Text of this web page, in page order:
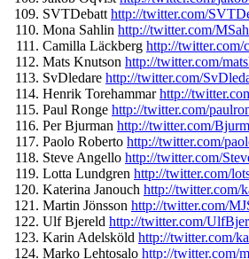
SVTDebatt http://twitter.com/
Mona Sahlin http://twitter.com/
Camilla Läckberg http://twitter.com/
Mats Knutson http://twitter.com/
SvDledare http://twitter.com/
Henrik Torehammarhttp://
Paul Ronge http://twitter.com/
Per Bjurman http://twitter.com/
Paolo Roberto http://twitter.com/
Steve Angello http://twitter.com/
Lotta Lundgren http://twitter.com/
Katerina Janouch http://twitter.com/
Martin Jönsson http://twitter.com/
Ulf Bjereld http://twitter.com/
Karin Adelsköld http://twitter.com/
Marko Lehtosalo http://twitter.com/